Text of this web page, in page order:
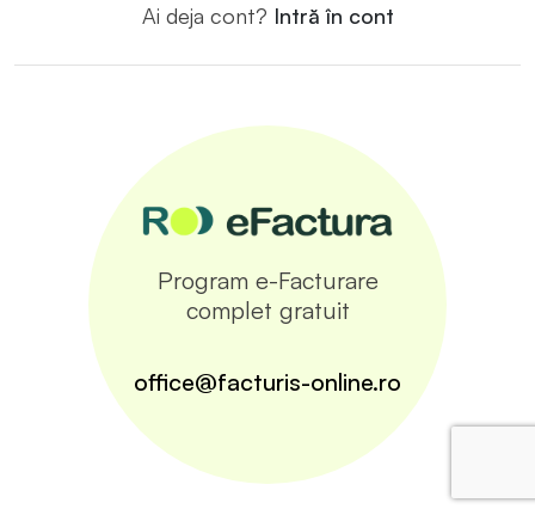
Ai deja cont? Intră în cont
Program e-Facturare
complet gratuit
office@facturis-online.ro